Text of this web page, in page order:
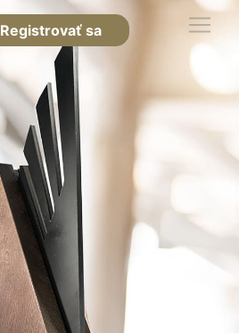
Registrovať sa